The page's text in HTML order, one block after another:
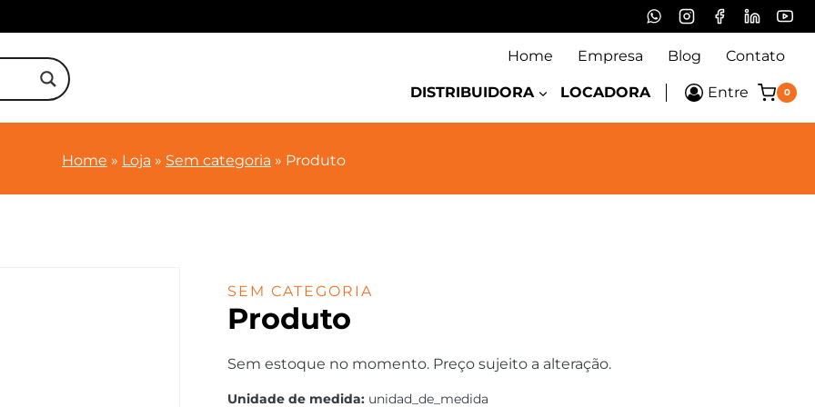
Home Empresa Blog Contato
DISTRIBUIDORA LOCADORA Entre 0
Home » Loja » Sem categoria » Produto
SEM CATEGORIA
Produto
Sem estoque no momento. Preço sujeito a alteração.
Unidade de medida:unidad_de_medida